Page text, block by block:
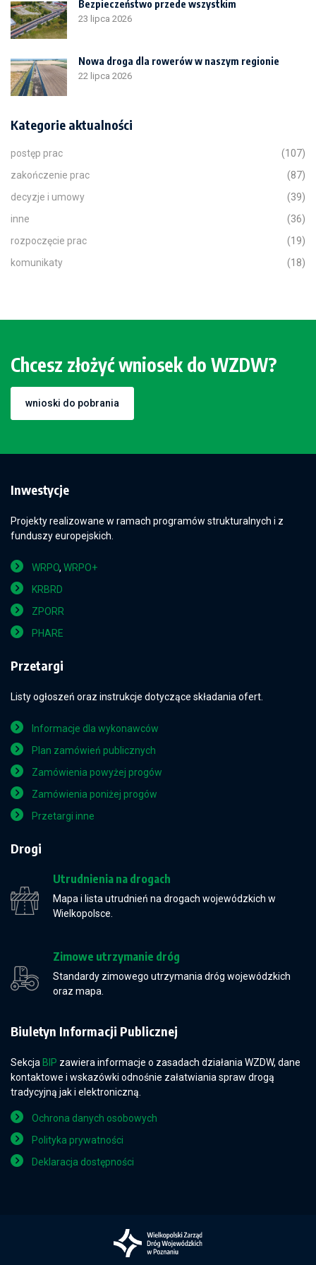
Bezpieczeństwo przede wszystkim
23 lipca 2026
Nowa droga dla rowerów w naszym regionie
22 lipca 2026
Kategorie aktualności
postęp prac
(107)
zakończenie prac
(87)
decyzje i umowy
(39)
inne
(36)
rozpoczęcie prac
(19)
komunikaty
(18)
Chcesz złożyć wniosek do WZDW?
wnioski do pobrania
Inwestycje
Projekty realizowane w ramach programów strukturalnych i z
funduszy europejskich.
WRPO, WRPO+
KRBRD
ZPORR
PHARE
Przetargi
Listy ogłoszeń oraz instrukcje dotyczące składania ofert.
Informacje dla wykonawców
Plan zamówień publicznych
Zamówienia powyżej progów
Zamówienia poniżej progów
Przetargi inne
Drogi
Utrudnienia na drogach
Mapa i lista utrudnień na drogach wojewódzkich w
Wielkopolsce.
Zimowe utrzymanie dróg
Standardy zimowego utrzymania dróg wojewódzkich
oraz mapa.
Biuletyn Informacji Publicznej
Sekcja BIP zawiera informacje o zasadach działania WZDW, dane
kontaktowe i wskazówki odnośnie załatwiania spraw drogą
tradycyjną jak i elektroniczną.
Ochrona danych osobowych
Polityka prywatności
Deklaracja dostępności